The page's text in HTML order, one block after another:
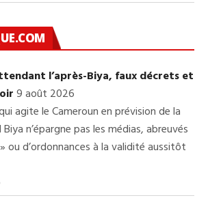
l’après-Biya, faux décrets et
9 août 2026
agite le Cameroun en prévision de la
n’épargne pas les médias, abreuvés
ou d’ordonnances à la validité aussitôt